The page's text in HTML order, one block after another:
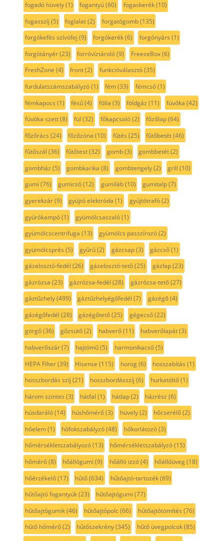
fogadó hüvely(1) fogantyú(60) fogaskerék(10)
fogasszíj (5) foglalat(2) forgatógomb(135)
forgókefés szívófej (9) forgókerék(6) forgónyárs (1)
forgótányér(23) forróvíztároló(9) FreezeBox(6)
FreshZone (4) front(2) funkcióválasztó(35)
furdulatszámszabályzó(1) fém(33) fémcső(1)
fémkapocs (1) fésű(4) fólia (3) földgáz (11) fúvóka (42)
fúvóka szett(8) fül (32) főkapcsoló(2) főzőlap(64)
főzőrács (24) főzőzóna (10) fűtés (25) fűtőbetét(46)
fűtőszál (36) fűtőtest(32) gomb(3) gombbetét(2)
gombház (5) gombkarika (8) gombtengely(2) grill (10)
gumi (76) gumicső(12) gumiláb(10) gumitalp(7)
gyerekzár(9) gyújtó elektróda (1) gyújtótrafó(2)
gyúrókampó(1) gyümölcsaszaló(1)
gyümölcscentrifuga (13) gyümölcs passzírozó(2)
gyümölcsprés (5) gyűrű(2) gázcsap(3) gázcső(1)
gázelosztó-fedél (26) gázelosztó-tető(25) gázlap(23)
gázrózsa (23) gázrózsa-fedél (28) gázrózsa-tető(27)
gáztűzhely(499) gáztűzhelyégőfedél (7) gázégő(4)
gázégőfedél (28) gázégőtető(25) gégecső(22)
görgő(36) gőzsütő(2) habverő(11) habverőlapát(3)
habverőszár(7) hajtómű(5) harmonikacső(5)
HEPA Filter(39) Hisense (115) horog(6) hosszabítás (1)
hosszbordás szíj (21) hosszbordásszíj (6) hurkatöltő(1)
három szintes (3) hátfal (1) hátlap(2) házrész (6)
húsdaráló(14) húshőmérő(3) hüvely(2) hőcserélő(2)
hőelem(1) hőfokszabályzó(48) hőkorlátozó(3)
hőmérsékletszabályozó(13) hőmérsékletszabályzó(15)
hőmérő(8) hőállógumi (9) hőálló izzó(4) hőállóüveg(18)
hőérzékelő(17) hűtő(634) hűtőajtó-tartozék(69)
hűtőajtó fogantyúk(23) hűtőajtógumi (77)
hűtőajtógumik(46) hűtőajtópolc(66) hűtőajtótömítés (76)
hűtő hőmérő(2) hűtőszekrény(345) hűtő üvegpolcok(85)